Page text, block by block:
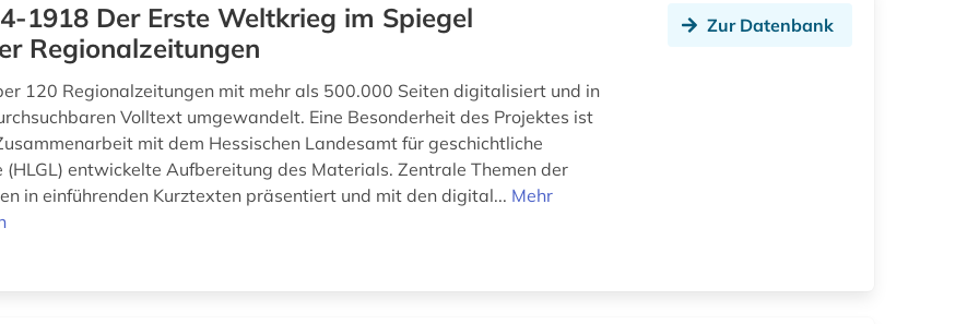
1918 Der Erste Weltkrieg im Spiegel
Regionalzeitungen
120 Regionalzeitungen mit mehr als 500.000 Seiten digitalisiert und in
Volltext umgewandelt. Eine Besonderheit des Projektes ist
mit dem Hessischen Landesamt für geschichtliche
(HLGL) entwickelte Aufbereitung des Materials. Zentrale Themen der
in einführenden Kurztexten präsentiert und mit den digital... Mehr
Zur Datenbank